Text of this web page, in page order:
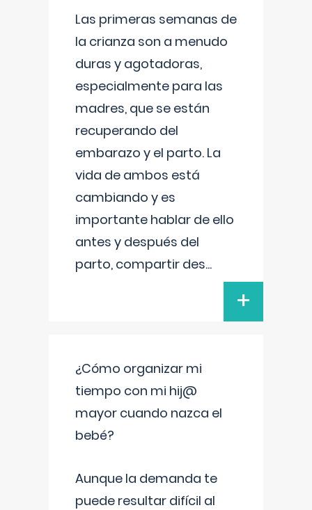
Las primeras semanas de
la crianza son a menudo
duras y agotadoras,
especialmente para las
madres, que se están
recuperando del
embarazo y el parto. La
vida de ambos está
cambiando y es
importante hablar de ello
antes y después del
parto, compartir des...
+
¿Cómo organizar mi
tiempo con mi hij@
mayor cuando nazca el
bebé?
Aunque la demanda te
puede resultar difícil al